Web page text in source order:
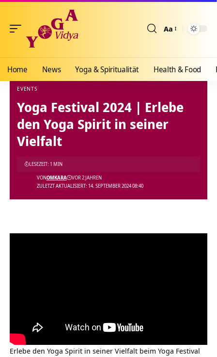
Aa
Home News Yoga & Spiritualität Health & Food
Yoga Vidya Blog - Yoga, Meditation und Ayurveda Blog>News>Events
EVENTS
Yoga Festival 2024 | Erlebe
den Yoga Spirit in seiner
Vielfalt
ZULETZT AKTUALISIERT: 14. SEPTEMBER 2024 08:40
VONOMKARA VOR 2 JAHREN
LESEZEIT: 1 MIN
Erlebe den Yoga Spirit in seiner Vielfalt beim Yoga Festival